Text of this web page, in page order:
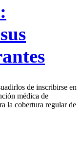
de inscribirse en
médica de
la cobertura regular de